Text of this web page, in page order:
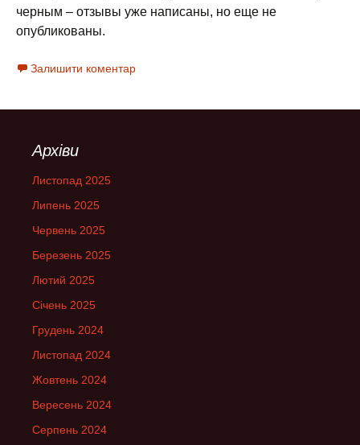
черным – отзывы уже написаны, но еще не
опубликованы.
Залишити коментар
Архіви
Листопад 2025
Липень 2025
Червень 2025
Березень 2025
Лютий 2025
Січень 2025
Грудень 2024
Листопад 2024
Жовтень 2024
Вересень 2024
Серпень 2024